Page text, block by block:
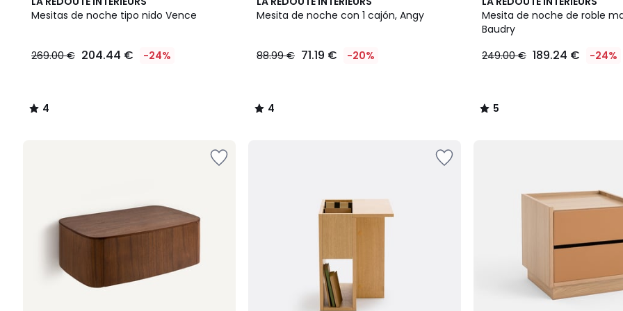
Mesitas de noche tipo nido Vence
269.00 € 204.44 € -24%
/
4
/
Mesita de noche con 1 cajón, Angy
88.99 € 71.19 € -20%
/
4
/
Mesita de noche de roble
Baudry
249.00 € 189.24 € -24%
/
5
5
/